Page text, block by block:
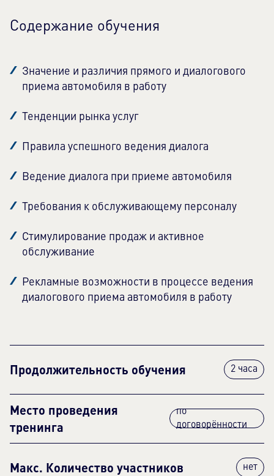
Содержание обучения
Значение и различия прямого и диалогового
приема автомобиля в работу
Тенденции рынка услуг
Правила успешного ведения диалога
Ведение диалога при приеме автомобиля
Требования к обслуживающему персоналу
Стимулирование продаж и активное
обслуживание
Рекламные возможности в процессе ведения
диалогового приема автомобиля в работу
Продолжительность обучения 2 часа
Место проведения
тренинга
по
договорённости
Макс. Количество участников нет